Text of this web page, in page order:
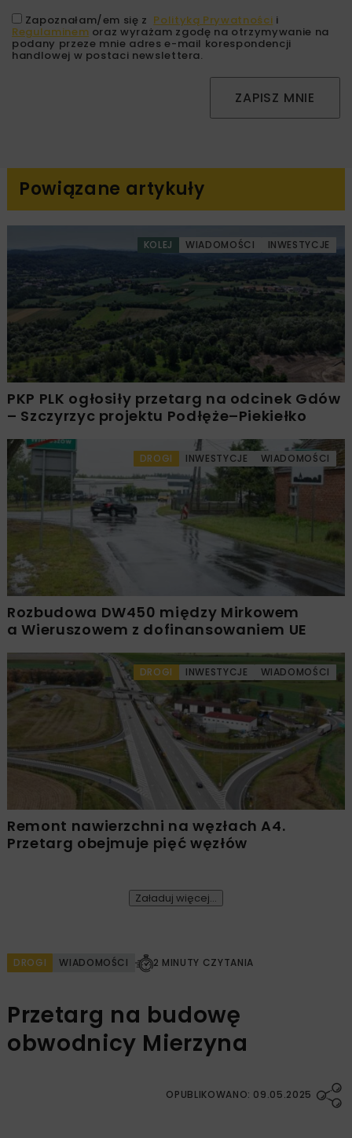
Zapoznałam/em się z Polityką Prywatności i
Regulaminem oraz wyrażam zgodę na otrzymywanie na
podany przeze mnie adres e-mail korespondencji
handlowej w postaci newslettera.
ZAPISZ MNIE
Powiązane artykuły
KOLEJ WIADOMOŚCI INWESTYCJE
PKP PLK ogłosiły przetarg na odcinek Gdów
– Szczyrzyc projektu Podłęże–Piekiełko
DROGI INWESTYCJE WIADOMOŚCI
Rozbudowa DW450 między Mirkowem
a Wieruszowem z dofinansowaniem UE
DROGI INWESTYCJE WIADOMOŚCI
Remont nawierzchni na węzłach A4.
Przetarg obejmuje pięć węzłów
Załaduj więcej...
DROGI WIADOMOŚCI 2 MINUTY CZYTANIA
Przetarg na budowę
obwodnicy Mierzyna
OPUBLIKOWANO: 09.05.2025